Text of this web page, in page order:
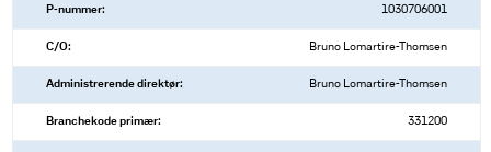
P-nummer: 1030706001
C/O: Bruno Lomartire-Thomsen
Administrerende direktør: Bruno Lomartire-Thomsen
Branchekode primær: 331200